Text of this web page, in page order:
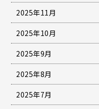
2025年11月
2025年10月
2025年9月
2025年8月
2025年7月